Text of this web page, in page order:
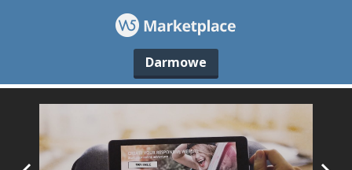
Darmowe